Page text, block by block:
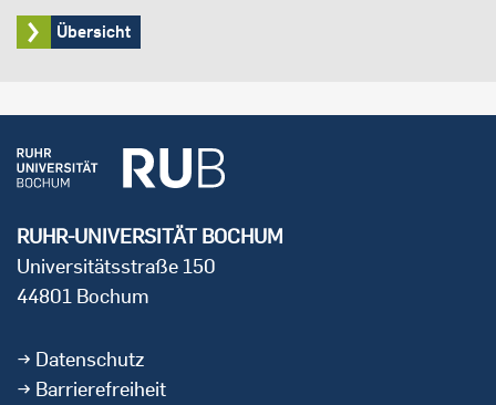
Übersicht
RUHR-UNIVERSITÄT BOCHUM
Universitätsstraße 150
44801 Bochum
Datenschutz
Barrierefreiheit